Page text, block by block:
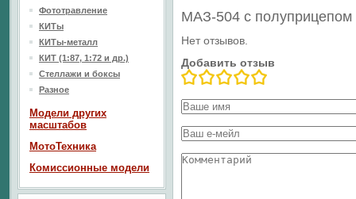
МАЗ-504 с полуприцепом
Нет отзывов.
Добавить отзыв
Фототравление
КИТы
КИТы-металл
КИТ (1:87, 1:72 и др.)
Стеллажи и боксы
Разное
Модели других
масштабов
МотоТехника
Комиссионные модели